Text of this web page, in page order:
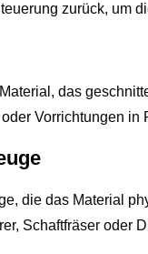
zurück, um
das
Vorrichtungen in
die das Material
Schaftfräser oder